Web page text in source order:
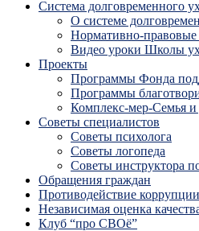
Система долговременного
О системе
Нормативно-правовые
Видео уроки Школы
Проекты
Программы Фонда
Программы
Комплекс-мер-Семья и
Советы специалистов
Советы психолога
Советы логопеда
Советы инструктора
Обращения граждан
Противодействие коррупции
Независимая оценка
Клуб “про СВОё”